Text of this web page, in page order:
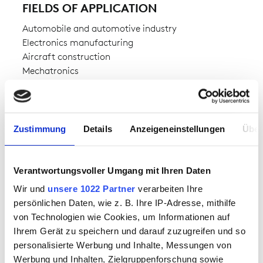
Zustimmung Details Anzeigeneinstellungen
Verantwortungsvoller Umgang mit Ihren Daten
Wir und unsere 1022 Partner verarbeiten Ihre
persönlichen Daten, wie z. B. Ihre IP-Adresse, mithilfe
von Technologien wie Cookies, um Informationen auf
Ihrem Gerät zu speichern und darauf zuzugreifen und so
personalisierte Werbung und Inhalte, Messungen von
Werbung und Inhalten, Zielgruppenforschung sowie
FIELDS OF APPLICATION
Automobile and automotive industry
Electronics manufacturing
Aircraft construction
Mechatronics
AVAILABILITY
available from stock
FABRIC
CONDUCTEX® Pro Knit
outer fabric 1:48% cotton,48% polyester,4% carbon
WEIGHT OF FABRIC